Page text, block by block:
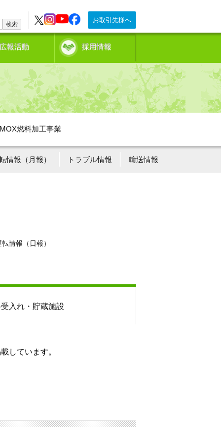
お取引先様へ
検索
報活動 採用情報
燃料加工事業
情報（月報） トラブル情報 輸送情報
情報（日報）
受入れ・貯蔵施設
しています。